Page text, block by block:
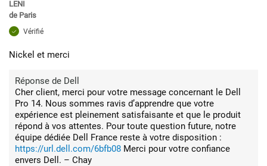
LENI
de Paris
Vérifié
Nickel et merci
Réponse de Dell
Cher client, merci pour votre message concernant le Dell
Pro 14. Nous sommes ravis d’apprendre que votre
expérience est pleinement satisfaisante et que le produit
répond à vos attentes. Pour toute question future, notre
équipe dédiée Dell France reste à votre disposition :
https://url.dell.com/6bfb08 Merci pour votre confiance
envers Dell. – Chay